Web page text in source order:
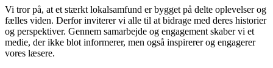
Vi tror på, at et stærkt lokalsamfund er bygget på delte oplevelser og
fælles viden. Derfor inviterer vi alle til at bidrage med deres historier
og perspektiver. Gennem samarbejde og engagement skaber vi et
medie, der ikke blot informerer, men også inspirerer og engagerer
vores læsere.